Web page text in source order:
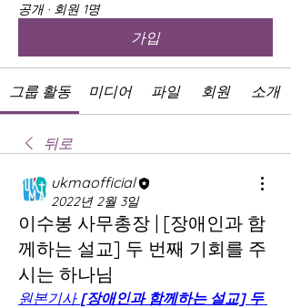
공개 · 회원 1명
가입
그룹 활동 미디어 파일 회원 소개
뒤로
ukmaofficial
2022년 2월 3일
이수봉 사무총장 | [장애인과 함
께하는 설교] 두 번째 기회를 주
시는 하나님
원본기사 [장애인과 함께하는 설교] 두